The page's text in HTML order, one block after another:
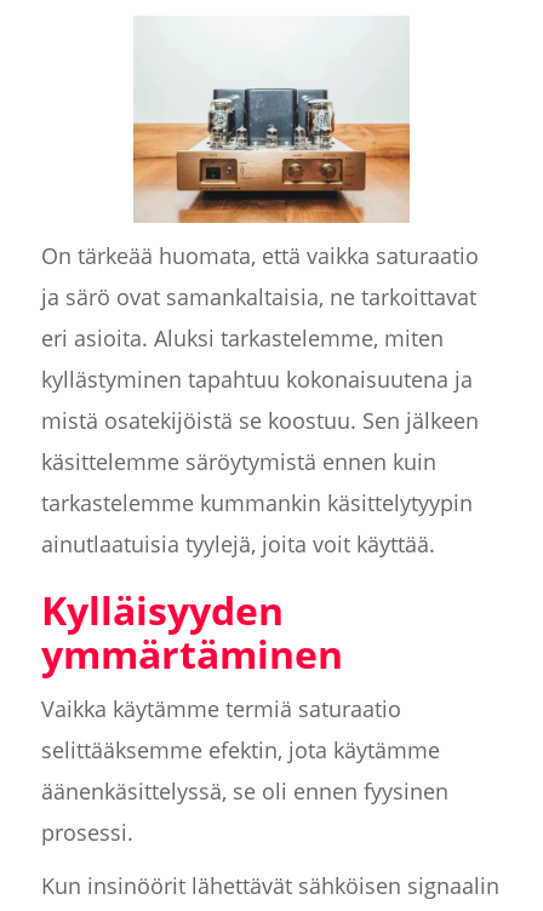
On tärkeää huomata, että vaikka saturaatio
ja särö ovat samankaltaisia, ne tarkoittavat
eri asioita. Aluksi tarkastelemme, miten
kyllästyminen tapahtuu kokonaisuutena ja
mistä osatekijöistä se koostuu. Sen jälkeen
käsittelemme säröytymistä ennen kuin
tarkastelemme kummankin käsittelytyypin
ainutlaatuisia tyylejä, joita voit käyttää.
Kylläisyyden
ymmärtäminen
Vaikka käytämme termiä saturaatio
selittääksemme efektin, jota käytämme
äänenkäsittelyssä, se oli ennen fyysinen
prosessi.
Kun insinöörit lähettävät sähköisen signaalin